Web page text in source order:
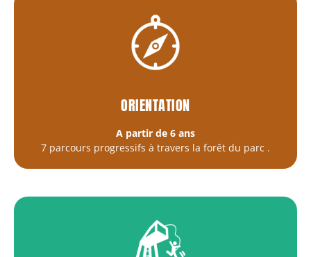
ORIENTATION
A partir de 6 ans
7 parcours progressifs à travers la forêt du parc .